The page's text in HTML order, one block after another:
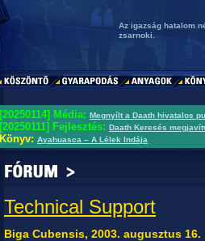
Az igazság hatalom
zsarnoki.
[20250114] Média: Megnyílt a Daath hivatalos
[20250111] Fejlesztés: Daath Keresés
Könyv: Ayahuasca – A Lélek Indája
Technical Support
Biga Cubensis, 2003. augusztus 16.